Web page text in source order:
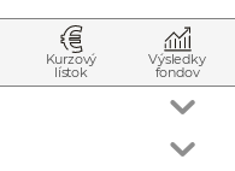
Kurzový
lístok
Výsledky
fondov